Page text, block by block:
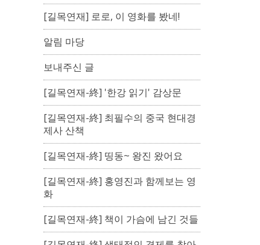
[길목연재] 로로, 이 영화를 봤네!
알림 마당
보내주신 글
[길목연재-終] '한강 읽기' 감상문
[길목연재-終] 최필수의 중국 현대경
제사 산책
[길목연재-終] 띵동~ 왕진 왔어요
[길목연재-終] 홍영진과 함께보는 영
화
[길목연재-終] 책이 가슴에 남긴 것들